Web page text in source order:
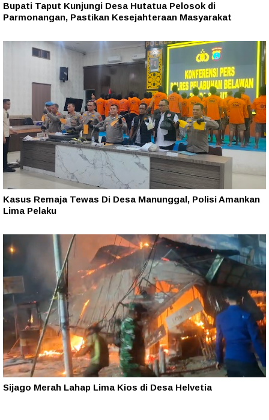
Bupati Taput Kunjungi Desa Hutatua Pelosok di
Parmonangan, Pastikan Kesejahteraan Masyarakat
Kasus Remaja Tewas Di Desa Manunggal, Polisi Amankan
Lima Pelaku
Sijago Merah Lahap Lima Kios di Desa Helvetia